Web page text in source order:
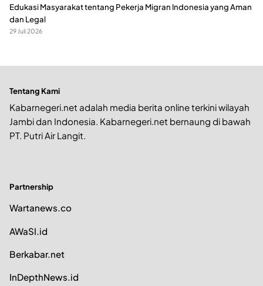
Edukasi Masyarakat tentang Pekerja Migran Indonesia yang Aman
dan Legal
29 Juli 2026
Tentang Kami
Kabarnegeri.net adalah media berita online terkini wilayah
Jambi dan Indonesia. Kabarnegeri.net bernaung di bawah
PT. Putri Air Langit.
Partnership
Wartanews.co
AWaSI.id
Berkabar.net
InDepthNews.id